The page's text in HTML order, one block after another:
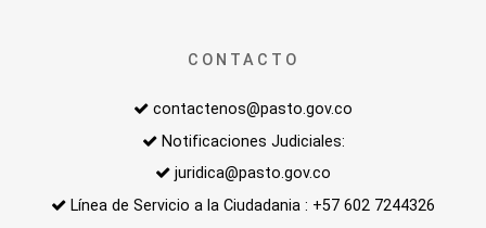
CONTACTO
contactenos@pasto.gov.co
Notificaciones Judiciales:
juridica@pasto.gov.co
Línea de Servicio a la Ciudadania : +57 602 7244326